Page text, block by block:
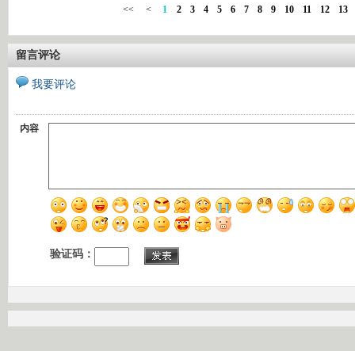
<< < 1 2 3 4 5 6 7 8 9 10 11 12 13
留言评论
我要评论
内容
验证码：